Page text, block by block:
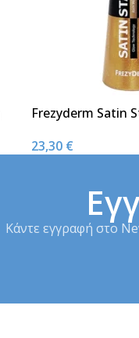
Frezyderm Satin
23,30 €
Κάντε εγγραφή στο